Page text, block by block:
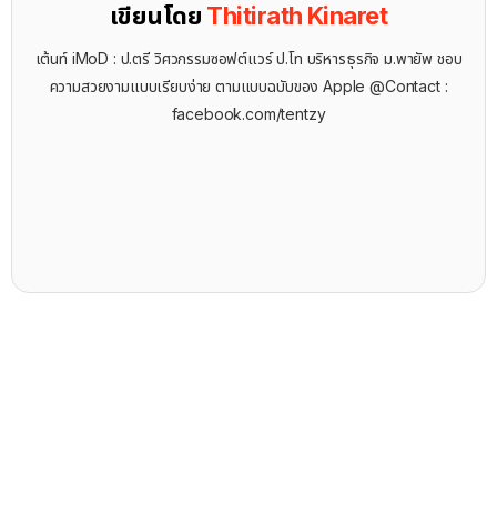
เขียนโดย Thitirath Kinaret
เต้นท์ iMoD : ป.ตรี วิศวกรรมซอฟต์แวร์ ป.โท บริหารธุรกิจ ม.พายัพ ชอบ
ความสวยงามแบบเรียบง่าย ตามแบบฉบับของ Apple @Contact :
facebook.com/tentzy